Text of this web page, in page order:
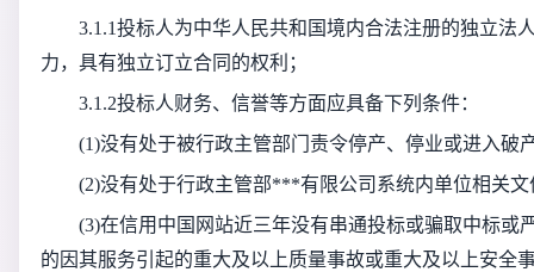
3.1.1投标人为中华人民共和国境内合法注册的独立法
力，具有独立订立合同的权利；
3.1.2投标人财务、信誉等方面应具备下列条件：
(1)没有处于被行政主管部门责令停产、停业或进入破
(2)没有处于行政主管部***有限公司系统内单位相关
(3)在信用中国网站近三年没有串通投标或骗取中标或
的因其服务引起的重大及以上质量事故或重大及以上安全